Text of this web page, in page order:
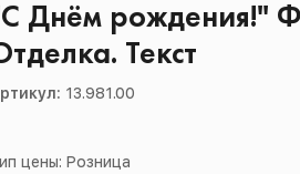
Днём рождения!"
Текст
13.981.00
цены: Розница